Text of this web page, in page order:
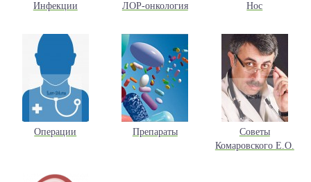
Инфекции ЛОР-онкология Нос
Операции Препараты
Советы
Комаровского Е.О.